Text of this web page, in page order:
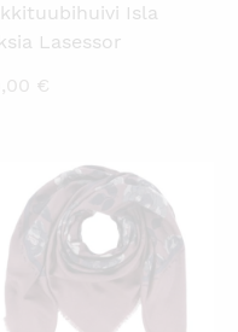
Isla
Lasessor
€
KATSO PIKANÄKYMÄ